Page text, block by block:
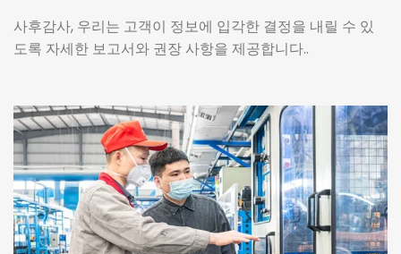
사후감사, 우리는 고객이 정보에 입각한 결정을 내릴 수 있
도록 자세한 보고서와 권장 사항을 제공합니다..